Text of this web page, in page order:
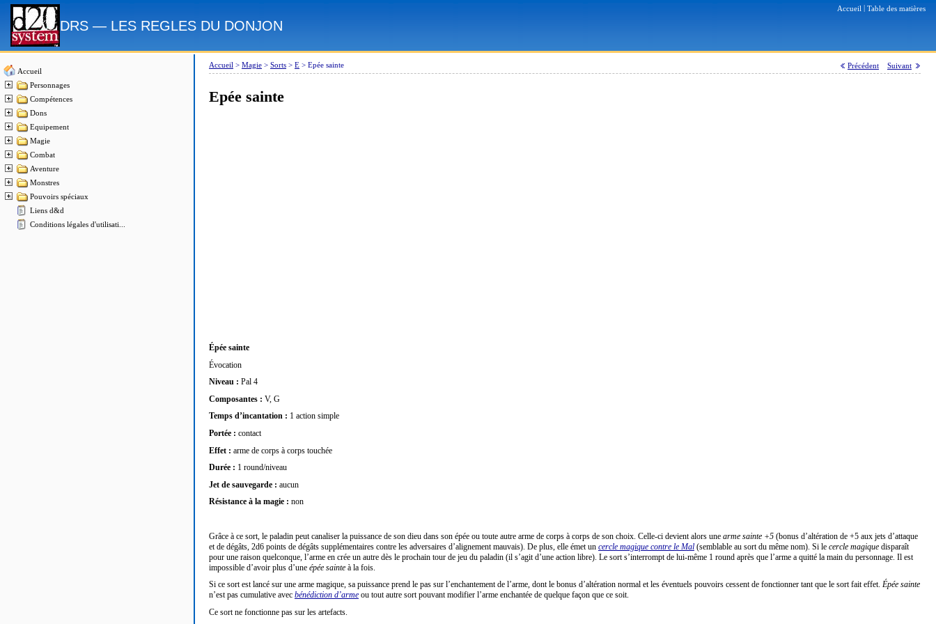
Accueil Table des matières
DRS — LES REGLES DU DONJON
Accueil
Personnages
Compétences
Dons
Equipement
Magie
Combat
Aventure
Monstres
Pouvoirs spéciaux
Liens d&d
Conditions légales d'utilisati...
Accueil > Magie > Sorts > E > Epée sainte Précédent Suivant
Epée sainte
Épée sainte
Évocation
Niveau : Pal 4
Composantes : V, G
Temps d’incantation : 1 action simple
Portée : contact
Effet : arme de corps à corps touchée
Durée : 1 round/niveau
Jet de sauvegarde : aucun
Résistance à la magie : non
Grâce à ce sort, le paladin peut canaliser la puissance de son dieu dans son épée ou toute autre arme de corps à corps de son choix. Celle-ci devient alors une arme sainte +5 (bonus d’altération de +5 aux jets d’attaque
et de dégâts, 2d6 points de dégâts supplémentaires contre les adversaires d’alignement mauvais). De plus, elle émet un cercle magique contre le Mal (semblable au sort du même nom). Si le cercle magique disparaît
pour une raison quelconque, l’arme en crée un autre dès le prochain tour de jeu du paladin (il s’agit d’une action libre). Le sort s’interrompt de lui-même 1 round après que l’arme a quitté la main du personnage. Il est
impossible d’avoir plus d’une épée sainte à la fois.
Si ce sort est lancé sur une arme magique, sa puissance prend le pas sur l’enchantement de l’arme, dont le bonus d’altération normal et les éventuels pouvoirs cessent de fonctionner tant que le sort fait effet. Épée sainte
n’est pas cumulative avec bénédiction d’arme ou tout autre sort pouvant modifier l’arme enchantée de quelque façon que ce soit.
Ce sort ne fonctionne pas sur les artefacts.